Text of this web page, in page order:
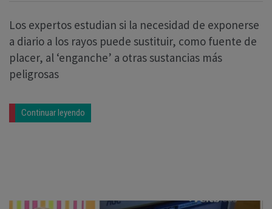
Los expertos estudian si la necesidad de exponerse
a diario a los rayos puede sustituir, como fuente de
placer, al ‘enganche’ a otras sustancias más
peligrosas
Continuar leyendo